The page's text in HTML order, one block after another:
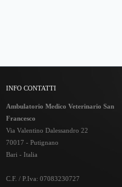
INFO CONTATTI
Ambulatorio Medico Veterinario San
Francesco
Via Valentino Dalessandro 22
70017 - Putignano
Bari - Italia
C.F. / P.Iva: 07083230727